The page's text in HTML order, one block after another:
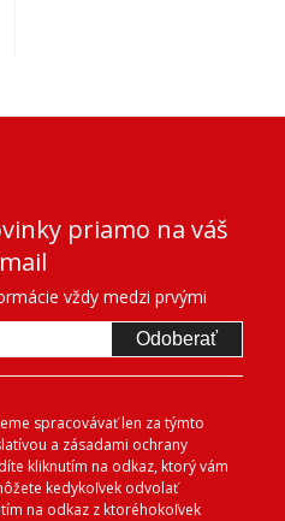
priamo na váš
vždy medzi prvými
Odoberať
spracovávať len za týmto
a zásadami ochrany
kliknutím na odkaz, ktorý vám
kedykoľvek odvolať
na odkaz z ktoréhokoľvek